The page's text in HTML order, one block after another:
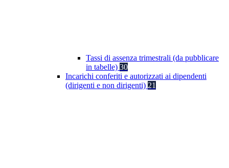
Tassi di assenza trimestrali (da pubblicare
in tabelle) 30
Incarichi conferiti e autorizzati ai dipendenti
(dirigenti e non dirigenti) 21